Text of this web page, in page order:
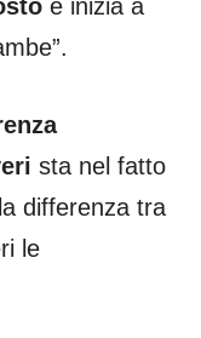
e inizia a
sta nel fatto
differenza tra
le